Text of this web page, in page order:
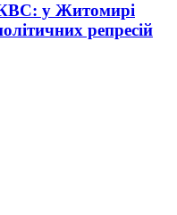
у Житомирі
репресій